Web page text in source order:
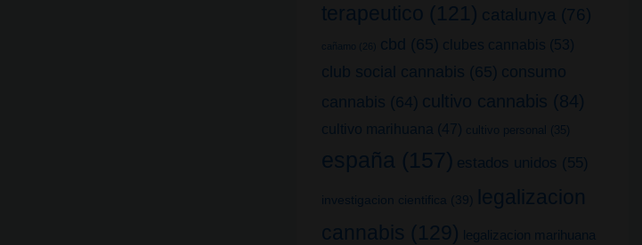
terapeutico (121) catalunya (76)
cañamo (26) cbd (65) clubes cannabis (53)
club social cannabis (65) consumo
cannabis (64) cultivo cannabis (84)
cultivo marihuana (47) cultivo personal (35)
españa (157) estados unidos (55)
investigacion cientifica (39)
legalizacion
cannabis (129) legalizacion marihuana